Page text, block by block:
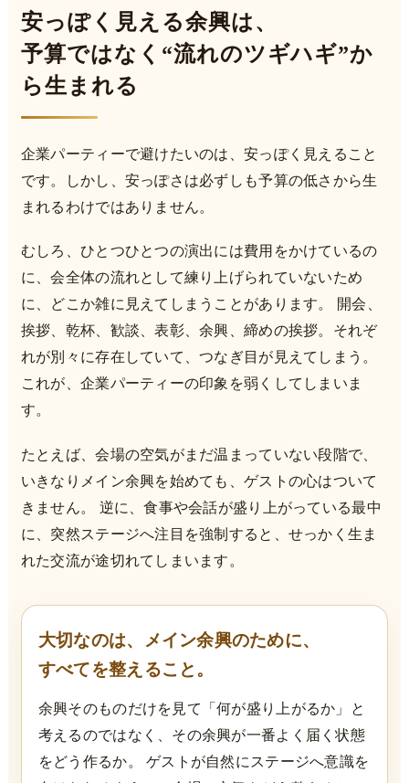
安っぽく見える余興は、
予算ではなく“流れのツギハギ”か
ら生まれる
企業パーティーで避けたいのは、安っぽく見えること
です。しかし、安っぽさは必ずしも予算の低さから生
まれるわけではありません。
むしろ、ひとつひとつの演出には費用をかけているの
に、会全体の流れとして練り上げられていないため
に、どこか雑に見えてしまうことがあります。 開会、
挨拶、乾杯、歓談、表彰、余興、締めの挨拶。それぞ
れが別々に存在していて、つなぎ目が見えてしまう。
これが、企業パーティーの印象を弱くしてしまいま
す。
たとえば、会場の空気がまだ温まっていない段階で、
いきなりメイン余興を始めても、ゲストの心はついて
きません。 逆に、食事や会話が盛り上がっている最中
に、突然ステージへ注目を強制すると、せっかく生ま
れた交流が途切れてしまいます。
大切なのは、メイン余興のために、
すべてを整えること。
余興そのものだけを見て「何が盛り上がるか」と
考えるのではなく、その余興が一番よく届く状態
をどう作るか。 ゲストが自然にステージへ意識を